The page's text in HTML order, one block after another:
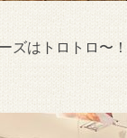
ズはトロトロ〜